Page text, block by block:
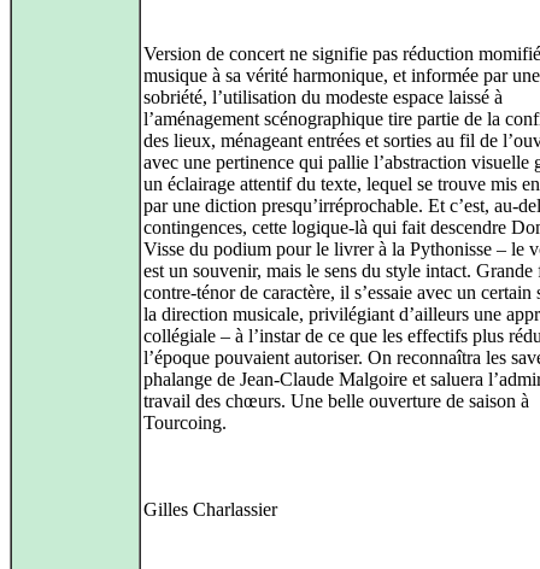
Version de concert ne signifie pas réduction
musique à sa vérité harmonique, et informée par
sobriété, l’utilisation du modeste espace laissé à
l’aménagement scénographique tire partie de la
des lieux, ménageant entrées et sorties au fil de
avec une pertinence qui pallie l’abstraction visuelle
un éclairage attentif du texte, lequel se trouve mis
par une diction presqu’irréprochable. Et c’est, au-
contingences, cette logique-là qui fait descendre
Visse du podium pour le livrer à la Pythonisse – le
est un souvenir, mais le sens du style intact.
contre-ténor de caractère, il s’essaie avec un certain
la direction musicale, privilégiant d’ailleurs une
collégiale – à l’instar de ce que les effectifs plus
l’époque pouvaient autoriser. On reconnaîtra les
phalange de Jean-Claude Malgoire et saluera
travail des chœurs. Une belle ouverture de saison à
Tourcoing.
Gilles Charlassier